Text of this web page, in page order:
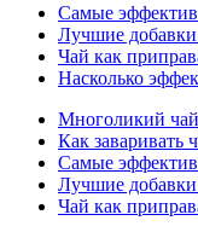
Самые
Лучшие добавки
Чай как
Насколько
Многоликий чай
Как заваривать
Самые
Лучшие добавки
Чай как